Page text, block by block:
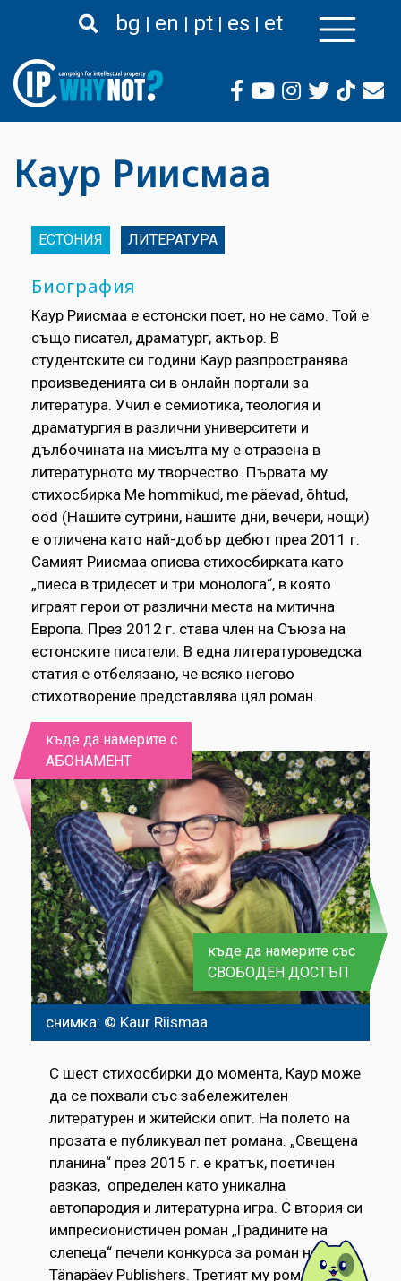
към
съдържание
bg en pt es et
Каур Риисмаа
ЕСТОНИЯ ЛИТЕРАТУРА
Биография
Каур Риисмаа е естонски поет, но не само. Той е
също писател, драматург, актьор. В
студентските си години Каур разпространява
произведенията си в онлайн портали за
литература. Учил е семиотика, теология и
драматургия в различни университети и
дълбочината на мисълта му е отразена в
литературното му творчество. Първата му
стихосбирка Me hommikud, me päevad, õhtud,
ööd (Нашите сутрини, нашите дни, вечери, нощи)
е отличена като най-добър дебют преа 2011 г.
Самият Риисмаа описва стихосбирката като
„пиеса в тридесет и три монолога“, в която
играят герои от различни места на митична
Европа. През 2012 г. става член на Съюза на
естонските писатели. В една литературоведска
статия е отбелязано, че всяко негово
стихотворение представлява цял роман.
снимка: © Kaur Riismaa
къде да намерите с
АБОНАМЕНТ
къде да намерите със
СВОБОДЕН ДОСТЪП
С шест стихосбирки до момента, Каур може
да се похвали със забележителен
литературен и житейски опит. На полето на
прозата е публикувал пет романа. „Свещена
планина“ през 2015 г. е кратък, поетичен
разказ, определен като уникална
автопародия и литературна игра. С втория си
импресионистичен роман „Градините на
слепеца“ печели конкурса за роман на
Tänapäev Publishers. Третият му роман